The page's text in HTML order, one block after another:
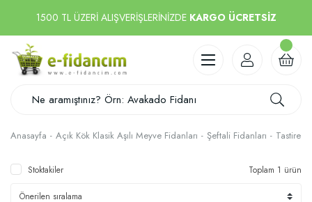
1500 TL ÜZERİ ALIŞVERİŞLERİNİZDE KARGO ÜCRETSİZ
Anasayfa Açık Kök Klasik Aşılı Meyve Fidanları Şeftali Fidanları Tastired
Stoktakiler Toplam 1 ürün